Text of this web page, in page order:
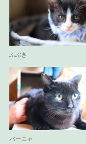
ふぶき
バーニャ